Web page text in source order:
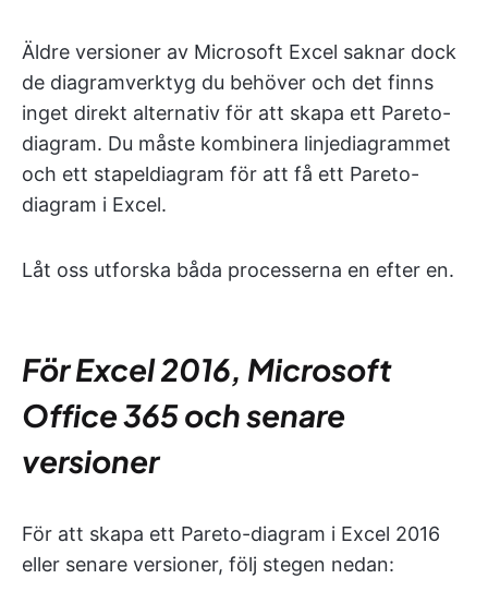
Äldre versioner av Microsoft Excel saknar dock
de diagramverktyg du behöver och det finns
inget direkt alternativ för att skapa ett Pareto-
diagram. Du måste kombinera linjediagrammet
och ett stapeldiagram för att få ett Pareto-
diagram i Excel.
Låt oss utforska båda processerna en efter en.
För Excel 2016, Microsoft
Office 365 och senare
versioner
För att skapa ett Pareto-diagram i Excel 2016
eller senare versioner, följ stegen nedan: